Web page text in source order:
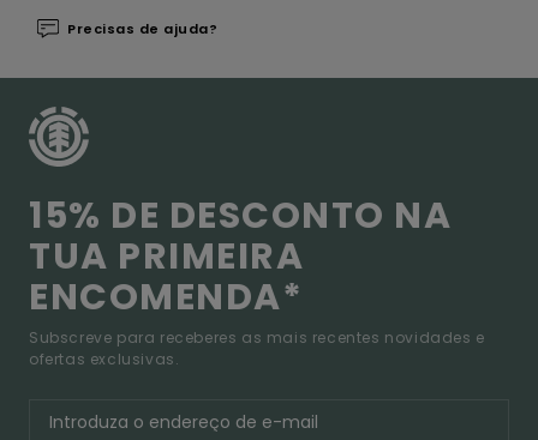
Precisas de ajuda?
15% DE DESCONTO NA
TUA PRIMEIRA
ENCOMENDA*
Subscreve para receberes as mais recentes novidades e
ofertas exclusivas.